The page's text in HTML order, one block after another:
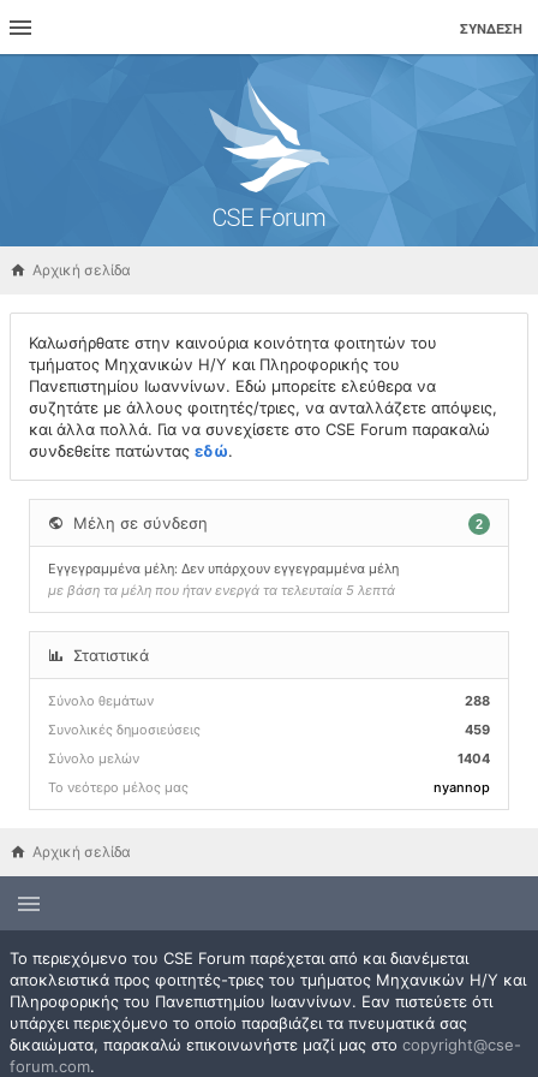
ΣΎΝΔΕΣΗ
Αρχική σελίδα
Καλωσήρθατε στην καινούρια κοινότητα φοιτητών του
τμήματος Μηχανικών Η/Υ και Πληροφορικής του
Πανεπιστημίου Ιωαννίνων. Εδώ μπορείτε ελεύθερα να
συζητάτε με άλλους φοιτητές/τριες, να ανταλλάζετε απόψεις,
και άλλα πολλά. Για να συνεχίσετε στο CSE Forum παρακαλώ
συνδεθείτε πατώντας εδώ.
Μέλη σε σύνδεση 2
Εγγεγραμμένα μέλη: Δεν υπάρχουν εγγεγραμμένα μέλη
με βάση τα μέλη που ήταν ενεργά τα τελευταία 5 λεπτά
Στατιστικά
Σύνολο θεμάτων
288
Συνολικές δημοσιεύσεις
459
Σύνολο μελών
1404
Το νεότερο μέλος μας
nyannop
Αρχική σελίδα
Το περιεχόμενο του CSE Forum παρέχεται από και διανέμεται
αποκλειστικά προς φοιτητές-τριες του τμήματος Μηχανικών Η/Υ και
Πληροφορικής του Πανεπιστημίου Ιωαννίνων. Εαν πιστεύετε ότι
υπάρχει περιεχόμενο το οποίο παραβιάζει τα πνευματικά σας
δικαιώματα, παρακαλώ επικοινωνήστε μαζί μας στο copyright@cse-
forum.com.